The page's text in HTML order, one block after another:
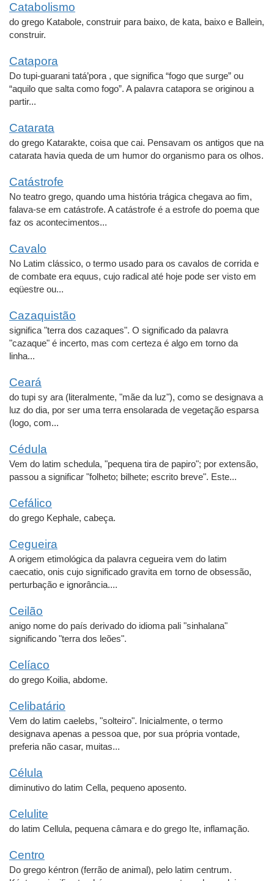
Catabolismo
do grego Katabole, construir para baixo, de kata, baixo e Ballein,
construir.
Catapora
Do tupi-guarani tatá’pora , que significa “fogo que surge” ou
“aquilo que salta como fogo”. A palavra catapora se originou a
partir...
Catarata
do grego Katarakte, coisa que cai. Pensavam os antigos que na
catarata havia queda de um humor do organismo para os olhos.
Catástrofe
No teatro grego, quando uma história trágica chegava ao fim,
falava-se em catástrofe. A catástrofe é a estrofe do poema que
faz os acontecimentos...
Cavalo
No Latim clássico, o termo usado para os cavalos de corrida e
de combate era equus, cujo radical até hoje pode ser visto em
eqüestre ou...
Cazaquistão
significa "terra dos cazaques". O significado da palavra
"cazaque" é incerto, mas com certeza é algo em torno da
linha...
Ceará
do tupi sy ara (literalmente, "mãe da luz"), como se designava a
luz do dia, por ser uma terra ensolarada de vegetação esparsa
(logo, com...
Cédula
Vem do latim schedula, "pequena tira de papiro"; por extensão,
passou a significar "folheto; bilhete; escrito breve". Este...
Cefálico
do grego Kephale, cabeça.
Cegueira
A origem etimológica da palavra cegueira vem do latim
caecatio, onis cujo significado gravita em torno de obsessão,
perturbação e ignorância....
Ceilão
anigo nome do país derivado do idioma pali "sinhalana"
significando "terra dos leões".
Celíaco
do grego Koilia, abdome.
Celibatário
Vem do latim caelebs, "solteiro". Inicialmente, o termo
designava apenas a pessoa que, por sua própria vontade,
preferia não casar, muitas...
Célula
diminutivo do latim Cella, pequeno aposento.
Celulite
do latim Cellula, pequena câmara e do grego Ite, inflamação.
Centro
Do grego kéntron (ferrão de animal), pelo latim centrum.